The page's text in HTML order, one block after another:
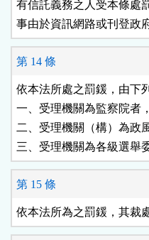
有信託義務之人受本條處
事由於資訊網路或刊登政
第 14 條
依本法所處之罰鍰，由下
一、受理機關為監察院者
二、受理機關（構）為政
三、受理機關為各級選舉
第 15 條
依本法所為之罰鍰，其裁